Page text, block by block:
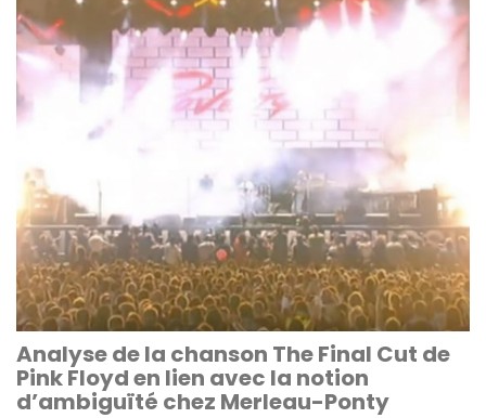
Analyse de la chanson The Final Cut de
Pink Floyd en lien avec la notion
d’ambiguïté chez Merleau-Ponty